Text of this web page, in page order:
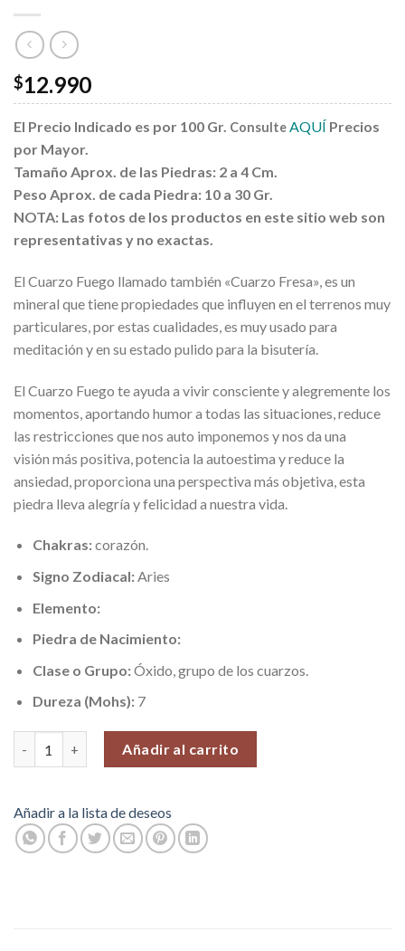
$12.990
El Precio Indicado es por 100 Gr. ConsulteAQUÍ Precios
por Mayor.
Tamaño Aprox. de las Piedras: 2 a 4 Cm.
Peso Aprox. de cada Piedra: 10 a 30 Gr.
NOTA: Las fotos de los productos en este sitio web son
representativas y no exactas.
El Cuarzo Fuego llamado también «Cuarzo Fresa», es un
mineral que tiene propiedades que influyen en el terrenos muy
particulares, por estas cualidades, es muy usado para
meditación y en su estado pulido para la bisutería.
El Cuarzo Fuego te ayuda a vivir consciente y alegremente los
momentos, aportando humor a todas las situaciones, reduce
las restricciones que nos auto imponemos y nos da una
visión más positiva, potencia la autoestima y reduce la
ansiedad, proporciona una perspectiva más objetiva, esta
piedra lleva alegría y felicidad a nuestra vida.
Chakras:corazón.
Signo Zodiacal:Aries
Elemento:
Piedra de Nacimiento:
Clase o Grupo:Óxido, grupo de los cuarzos.
Dureza (Mohs):7
Añadir al carrito
Añadir a la lista de deseos